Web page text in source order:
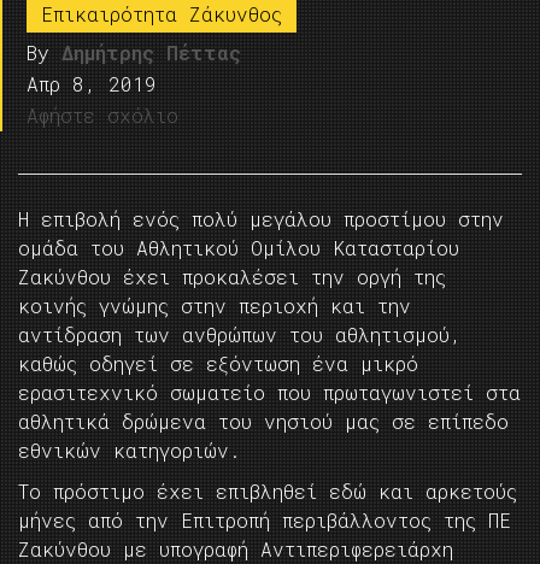
Επικαιρότητα Ζάκυνθος
By Δημήτρης Πέττας
Απρ 8, 2019
Αφήστε σχόλιο
Η επιβολή ενός πολύ μεγάλου προστίμου στην
ομάδα του Αθλητικού Ομίλου Κατασταρίου
Ζακύνθου έχει προκαλέσει την οργή της
κοινής γνώμης στην περιοχή και την
αντίδραση των ανθρώπων του αθλητισμού,
καθώς οδηγεί σε εξόντωση ένα μικρό
ερασιτεχνικό σωματείο που πρωταγωνιστεί στα
αθλητικά δρώμενα του νησιού μας σε επίπεδο
εθνικών κατηγοριών.
Το πρόστιμο έχει επιβληθεί εδώ και αρκετούς
μήνες από την Επιτροπή περιβάλλοντος της ΠΕ
Ζακύνθου με υπογραφή Αντιπεριφερειάρχη